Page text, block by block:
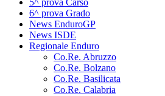
6^ prova Grado
News EnduroGP
News ISDE
Regionale Enduro
Co.Re. Abruzzo
Co.Re. Bolzano
Co.Re. Basilicata
Co.Re. Calabria